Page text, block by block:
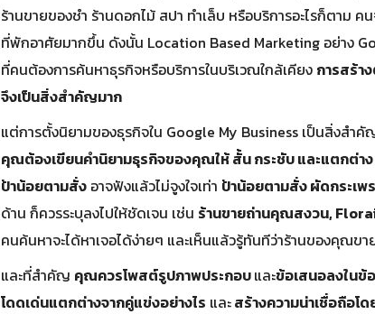
ร้านขายของชำ ร้านดอกไม้ สปา ทำเล็บ หรือบริการอะไรก็ตาม ค
ที่พักอาศัยมากขึ้น ดังนั้น Location Based Marketing อย่าง
ที่คนต้องการค้นหาธุรกิจหรือบริการในบริเวณใกล้เคียง การสร้า
จึงเป็นสิ่งสำคัญมาก
แต่การตั้งนิยามของธุรกิจใน Google My Business เป็นสิ่งสำคั
คุณต้องเขียนคำนิยามธุรกิจของคุณให้ สั้น กระชับ และแตกต่าง
ป้าน้อยตามสั่ง อาจฟังแล้วไม่จูงใจเท่า ป้าน้อยตามสั่ง ผัดกระเพ
ด้าน ก็ควรระบุลงไปให้ชัดเจน เช่น ร้านขายถ่านคุณสงวน,
คนค้นหาจะได้หาเจอได้ง่ายๆ และเห็นแล้วรู้ทันทีว่าร้านของคุณขา
และที่สำคัญ คุณควรโพสต์รูปภาพประกอบและข้อเสนอลงในข้
โดดเด่นแตกต่างจากคู่แข่งอย่างไร และสร้างความน่าเชื่อถือโ